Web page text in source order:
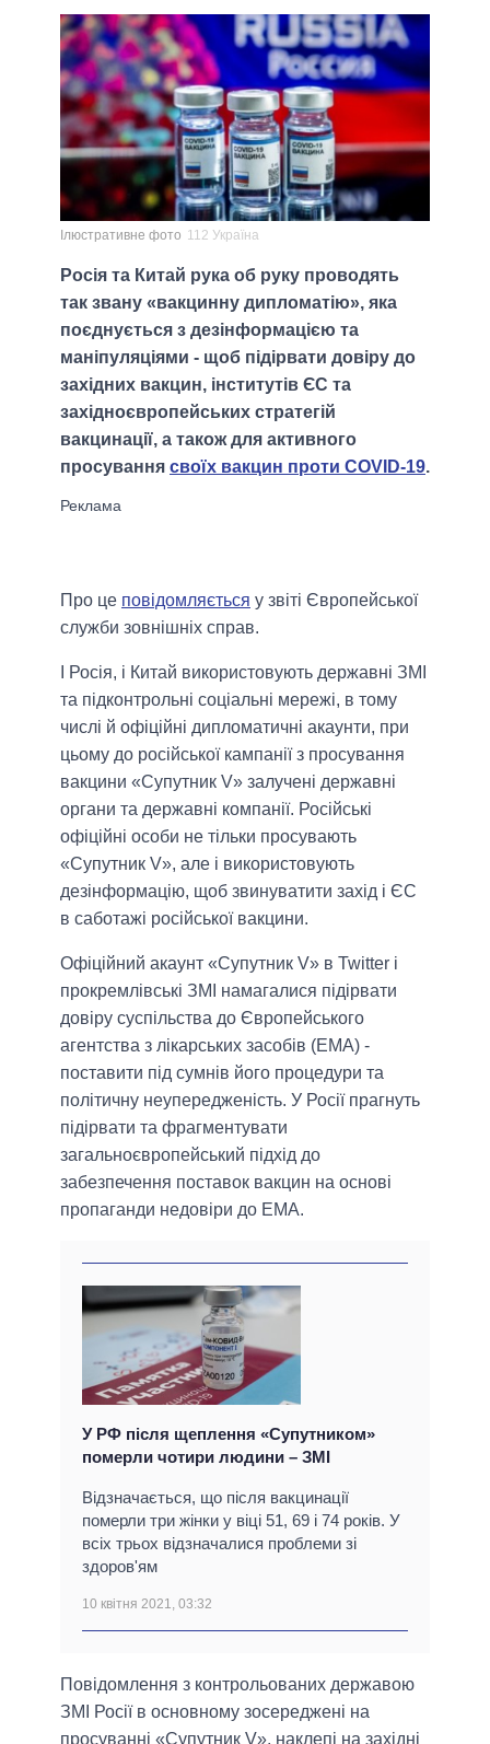
Ілюстративне фото 112 Україна
Росія та Китай рука об руку проводять
так звану «вакцинну дипломатію», яка
поєднується з дезінформацією та
маніпуляціями - щоб підірвати довіру до
західних вакцин, інститутів ЄС та
західноєвропейських стратегій
вакцинації, а також для активного
просування своїх вакцин проти COVID-19.
Про це повідомляється у звіті Європейської
служби зовнішніх справ.
І Росія, і Китай використовують державні ЗМІ
та підконтрольні соціальні мережі, в тому
числі й офіційні дипломатичні акаунти, при
цьому до російської кампанії з просування
вакцини «Супутник V» залучені державні
органи та державні компанії. Російські
офіційні особи не тільки просувають
«Супутник V», але і використовують
дезінформацію, щоб звинуватити захід і ЄС
в саботажі російської вакцини.
Офіційний акаунт «Супутник V» в Twitter і
прокремлівські ЗМІ намагалися підірвати
довіру суспільства до Європейського
агентства з лікарських засобів (ЕМА) -
поставити під сумнів його процедури та
політичну неупередженість. У Росії прагнуть
підірвати та фрагментувати
загальноєвропейський підхід до
забезпечення поставок вакцин на основі
пропаганди недовіри до ЕМА.
У РФ після щеплення «Супутником»
померли чотири людини – ЗМІ
Відзначається, що після вакцинації
померли три жінки у віці 51, 69 і 74 років. У
всіх трьох відзначалися проблеми зі
здоров'ям
10 квітня 2021, 03:32
Повідомлення з контрольованих державою
ЗМІ Росії в основному зосереджені на
просуванні «Супутник V», наклепі на західні